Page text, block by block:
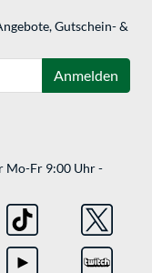
Gutschein- &
Anmelden
Mo-Fr 9:00 Uhr -